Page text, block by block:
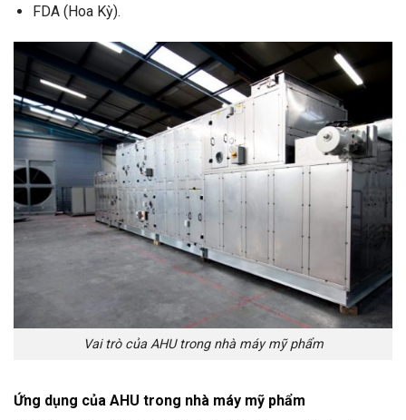
FDA (Hoa Kỳ).
Vai trò của AHU trong nhà máy mỹ phẩm
Ứng dụng của AHU trong nhà máy mỹ phẩm